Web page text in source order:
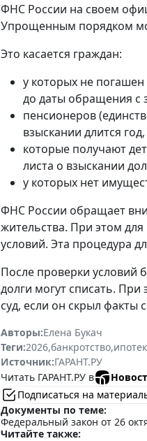
ФНС России на своем
Упрощенным порядком
Это касается граждан:
у которых не
до даты обращения с
пенсионеров
взыскании длится
которые получают
листа о взыскании
у которых нет
ФНС России обращает
жительства. При этом
условий. Эта процедура
После проверки условий
долги могут списать.
суд, если он скрыл факты
Авторы:Елена Букач
Теги:2026,банкротство,
Источник:ГАРАНТ.РУ
Читать ГАРАНТ.РУ в
Подписаться на
Документы по теме:
Федеральный закон от 26
Читайте также: